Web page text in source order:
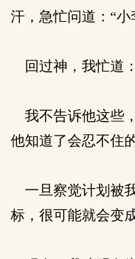
汗，急忙问道：“
回过神，我忙道
我不告诉他这些
他知道了会忍不住
一旦察觉计划被
标，很可能就会变